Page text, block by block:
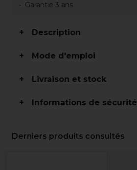
Garantie 3 ans
Description
Mode d'emploi
Livraison et stock
Informations de sécurité
Derniers produits consultés